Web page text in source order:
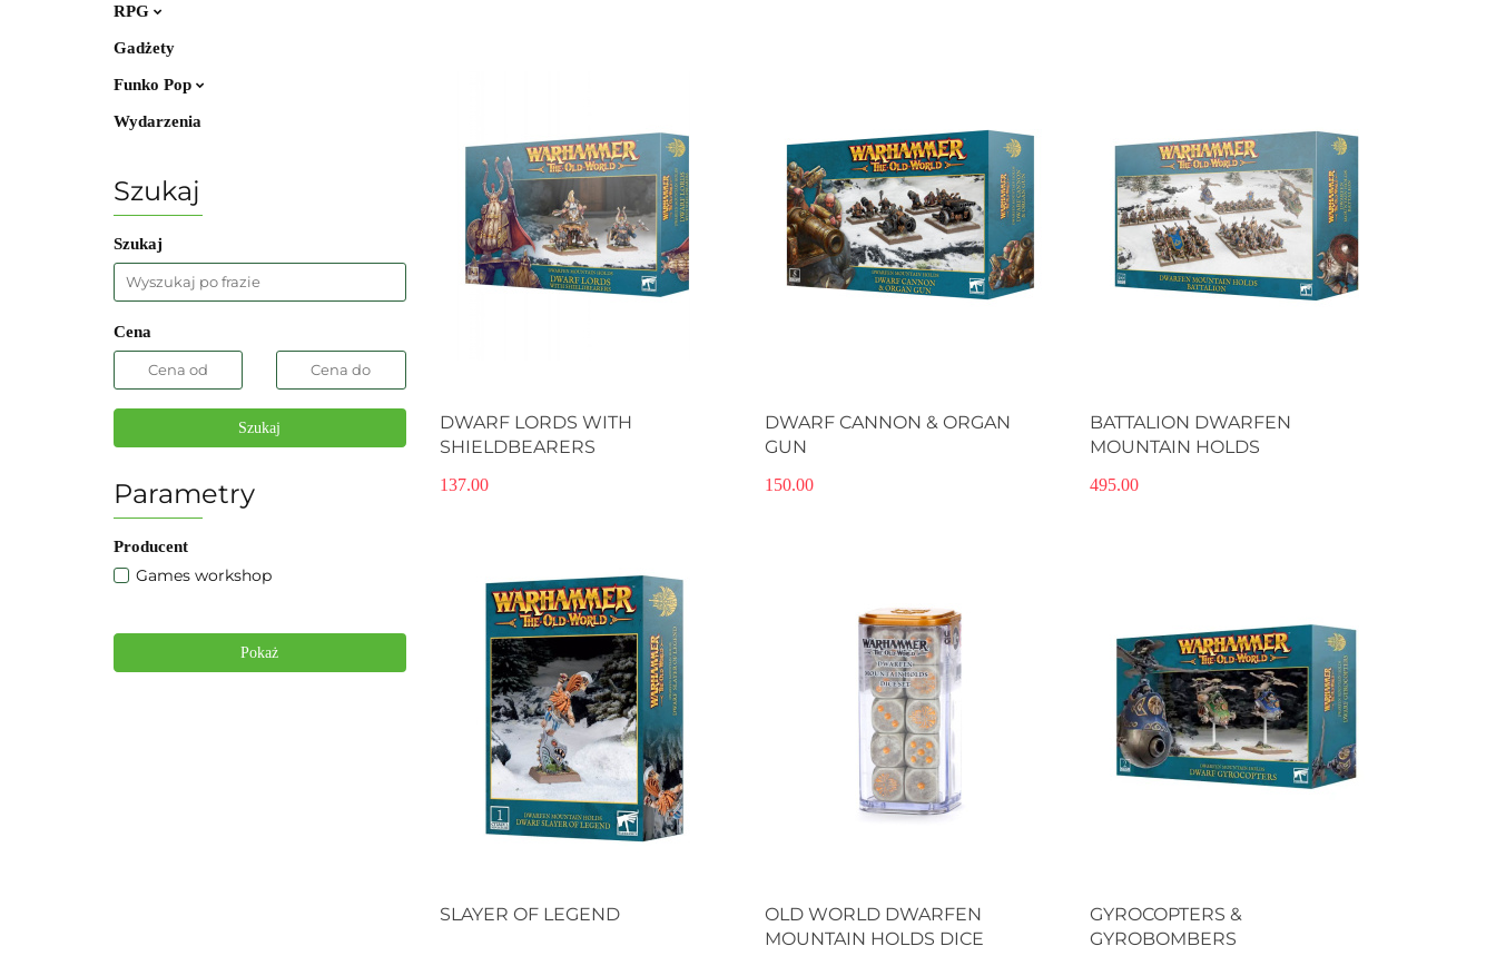
RPG
Gadżety
Funko Pop
Wydarzenia
Szukaj
Szukaj
Cena
Szukaj
Parametry
Producent
Games workshop
Pokaż
DWARF LORDS WITH
SHIELDBEARERS
137.00
DWARF CANNON & ORGAN
GUN
150.00
BATTALION DWARFEN
MOUNTAIN HOLDS
495.00
Produkt niedostępny
SLAYER OF LEGEND Produkt niedostępny
OLD WORLD DWARFEN
MOUNTAIN HOLDS DICE
Produkt niedostępny
GYROCOPTERS &
GYROBOMBERS